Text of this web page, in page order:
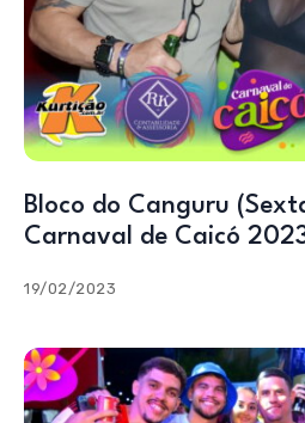
Bloco do Canguru
Carnaval de Caicó
19/02/2023